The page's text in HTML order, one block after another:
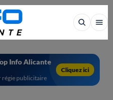
Info Alicante
régie publicitaire
Cliquez ici